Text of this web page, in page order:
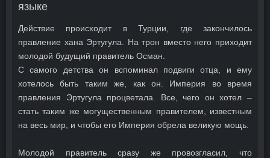
языке
Действие происходит в Турции, где закончилось
правление хана Эртугула. На трон вместо него приходит
молодой будущий правитель Осман.
С самого детства он вспоминал подвиги отца, и ему
хотелось быть таким же, как он. Империя во время
правления Эртугула процветала. Все, чего он хотел –
стать таким же могущественным правителем, известным
на весь мир, и чтобы его Империя обрела великую мощь.
Молодой правитель сразу же провозгласил, что